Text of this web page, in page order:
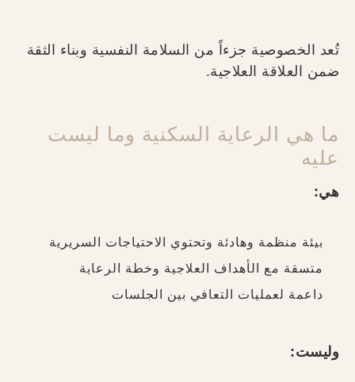
تُعد الخصوصية جزءاً من السلامة النفسية وبناء الثقة
ضمن العلاقة العلاجية.
ما هي الرعاية السكنية وما ليست
عليه
هي:
بيئة منظمة وهادئة وتحتوي الاحتياجات السريرية
متسقة مع الأهداف العلاجية وخطة الرعاية
داعمة لعمليات التعافي بين الجلسات
وليست: